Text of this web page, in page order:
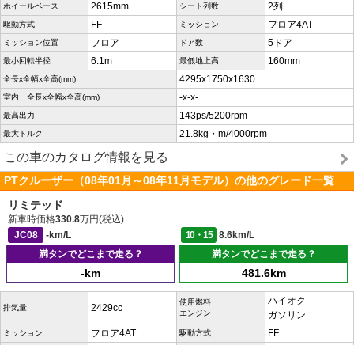
ホイールベース 2615mm シート列数 2列
駆動方式 FF ミッション フロア4AT
ミッション位置 フロア ドア数 5ドア
最小回転半径 6.1m 最低地上高 160mm
全長x全幅x全高(mm) 4295x1750x1630
室内 全長x全幅x全高(mm) -x-x-
最高出力 143ps/5200rpm
最大トルク 21.8kg・m/4000rpm
この車のカタログ情報を見る
PTクルーザー（08年01月～08年11月モデル）の他のグレード一覧
リミテッド
新車時価格330.8万円(税込)
JC08
-km/L 10・15
8.6km/L
満タンでどこまで走る？
-km
満タンでどこまで走る？
481.6km
排気量 2429cc
使用燃料
エンジン
ハイオク
ガソリン
ミッション フロア4AT 駆動方式 FF